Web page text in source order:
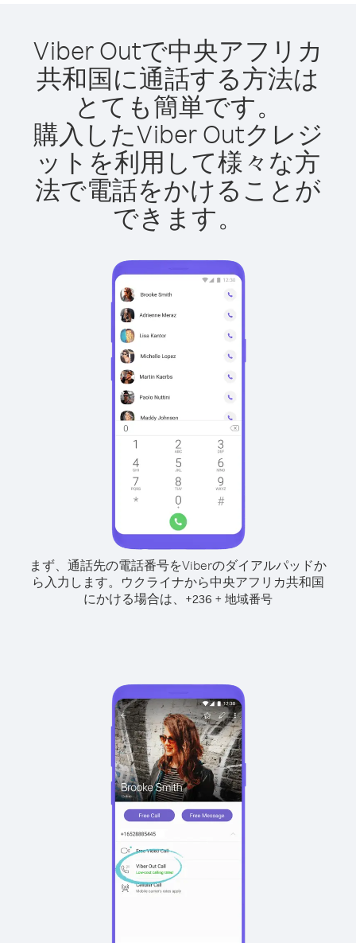
Viber Outで中央アフリカ
共和国に通話する方法は
とても簡単です。
購入したViber Outクレジ
ットを利用して様々な方
法で電話をかけることが
できます。
まず、通話先の電話番号をViberのダイアルパッドか
ら入力します。 ウクライナから中央アフリカ共和国
にかける場合は、 +236 + 地域番号